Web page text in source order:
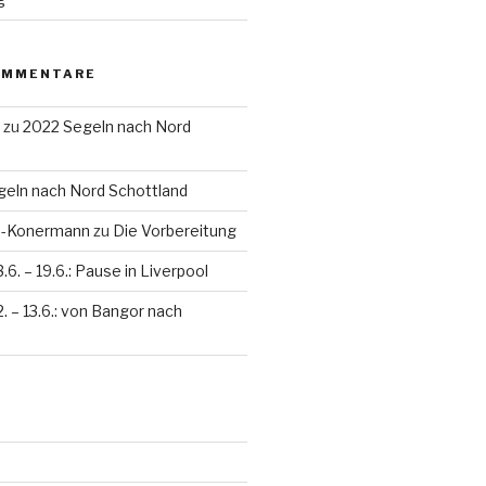
zu 2022 Segeln nach Nord
nach Nord Schottland
Konermann zu Die Vorbereitung
– 19.6.: Pause in Liverpool
– 13.6.: von Bangor nach